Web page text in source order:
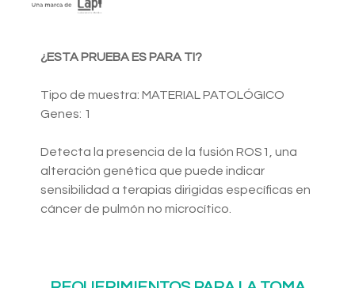
¿ESTA PRUEBA ES PARA TI?
Tipo de muestra: MATERIAL PATOLÓGICO
Genes: 1
Detecta la presencia de la fusión ROS1, una
alteración genética que puede indicar
sensibilidad a terapias dirigidas específicas en
cáncer de pulmón no microcítico.